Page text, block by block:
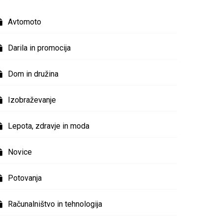
Avtomoto
Darila in promocija
Dom in družina
Izobraževanje
Lepota, zdravje in moda
Novice
Potovanja
Računalništvo in tehnologija